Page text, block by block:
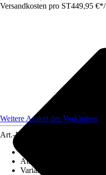
Versandkosten pro ST449,95 €*/
Weitere Artikel des Verkäufers
Art.-Nr.
Ausführung
Variante